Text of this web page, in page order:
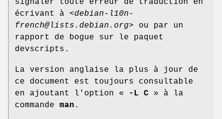
signaler toute erreur de traduction en
écrivant à <debian-l10n-
french@lists.debian.org> ou par un
rapport de bogue sur le paquet
devscripts.
La version anglaise la plus à jour de
ce document est toujours consultable
en ajoutant l'option «
-L C » à la
commande man .